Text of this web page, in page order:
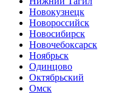
Новокузнецк
Новороссийск
Новосибирск
Новочебоксарск
Ноябрьск
Одинцово
Октябрьский
Омск